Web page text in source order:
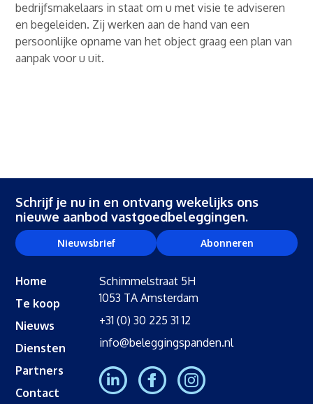
bedrijfsmakelaars in staat om u met visie te adviseren
en begeleiden. Zij werken aan de hand van een
persoonlijke opname van het object graag een plan van
aanpak voor u uit.
Schrijf je nu in en ontvang wekelijks ons
nieuwe aanbod vastgoedbeleggingen.
Nieuwsbrief Abonneren
Home
Te koop
Nieuws
Diensten
Partners
Contact
Schimmelstraat 5H
1053 TA Amsterdam
+31 (0) 30 225 31 12
info@beleggingspanden.nl